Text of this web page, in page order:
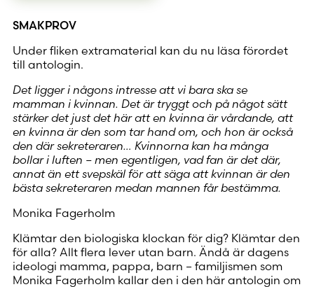
SMAKPROV
Under fliken extramaterial kan du nu läsa förordet
till antologin.
Det ligger i någons intresse att vi bara ska se
mamman i kvinnan. Det är tryggt och på något sätt
stärker det just det här att en kvinna är vårdande, att
en kvinna är den som tar hand om, och hon är också
den där sekreteraren… Kvinnorna kan ha många
bollar i luften – men egentligen, vad fan är det där,
annat än ett svepskäl för att säga att kvinnan är den
bästa sekreteraren medan mannen får bestämma.
Monika Fagerholm
Klämtar den biologiska klockan för dig? Klämtar den
för alla? Allt flera lever utan barn. Ändå är dagens
ideologi mamma, pappa, barn – familjismen som
Monika Fagerholm kallar den i den här antologin om